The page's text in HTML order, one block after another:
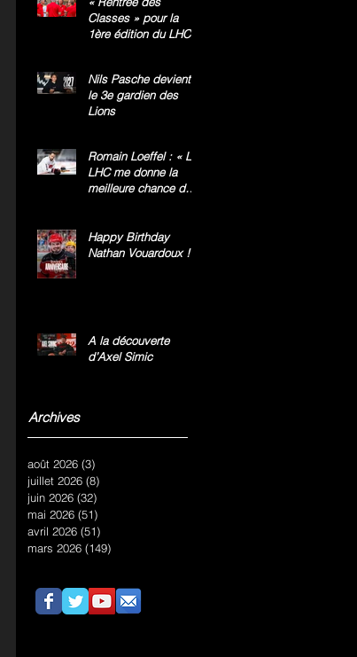
Classes » pour la
1ère édition du LHC
Nils Pasche devient
le 3e gardien des
Lions
Romain Loeffel : « Le
LHC me donne la
meilleure chance de
Happy Birthday
Nathan Vouardoux !
A la découverte
d’Axel Simic
Archives
août 2026 (3)
juillet 2026 (8)
juin 2026 (32)
mai 2026 (51)
avril 2026 (51)
mars 2026 (149)